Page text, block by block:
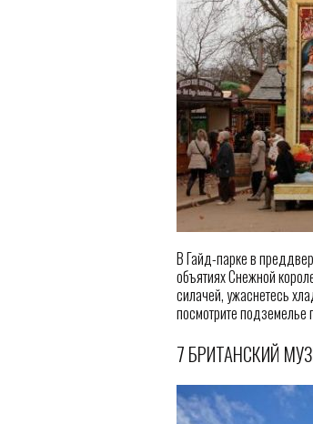
В Гайд-парке в
объятиях Снежной
силачей, ужаснетесь
посмотрите подземелье
7 БРИТАНСКИЙ